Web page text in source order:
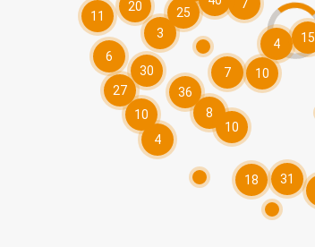
4
25
31
10
8
7
20
15
36
18
27
7
10
10
11
30
4
6
3